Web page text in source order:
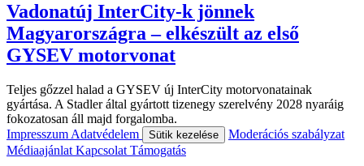
Vadonatúj InterCity-k jönnek
Magyarországra – elkészült az első
GYSEV motorvonat
Teljes gőzzel halad a GYSEV új InterCity motorvonatainak
gyártása. A Stadler által gyártott tizenegy szerelvény 2028 nyaráig
fokozatosan áll majd forgalomba.
Impresszum Adatvédelem Sütik kezelése
Moderációs szabályzat
Médiaajánlat Kapcsolat Támogatás